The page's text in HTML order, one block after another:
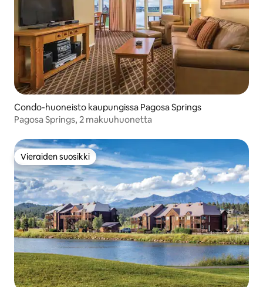
Condo-huoneisto kaupungissa Pagosa Springs
Pagosa Springs, 2 makuuhuonetta
Vieraiden suosikki
Vieraiden suosikki